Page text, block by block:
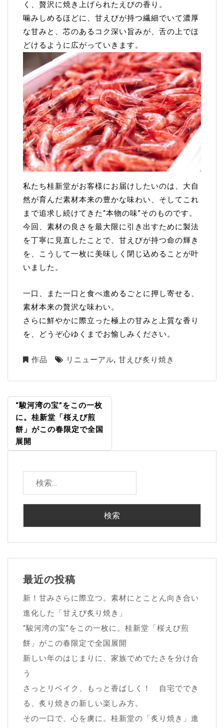
く、贅沢に焼き上げられたえびの香り。
噛みしめるほどに、甘えびが持つ繊細でいて濃厚
な甘みと、芯のあるコク深い旨みが、舌の上でほ
どけるように広がっていきます。
私たち桂新堂がお客様にお届けしたいのは、大自
然が育んだ素材本来の豊かな味わい、そしてこれ
まで追求し続けてきた“本物の味”そのものです。
今回、素材の良さを最大限に引き出すために製法
を丁寧に見直したことで、甘えびが持つ命の輝き
を、こうして一枚に美味しく閉じ込めることが叶
いました。
一口、また一口と食べ進めるごとに押し寄せる、
素材本来の贅沢な味わい。
さらに鮮やかに際立った極上の甘みと上質な香り
を、どうぞ心ゆくまでお愉しみください。
作品 リニューアル, 甘えび炙り焼き
投
稿
ナ
ビ
“駿河湾の宝”をこの一枚
に。桂新堂「桜えび煎
餅」がこの春限定で全国
展開
検
最近の投稿
新！甘みさらに際立つ。素材にとことん向き合い
進化した「甘えび炙り焼き」
“駿河湾の宝”をこの一枚に。桂新堂「桜えび煎
餅」がこの春限定で全国展開
新しい年のはじまりに、家族でめでたさを分け合
う
さっとリベイク、もっと香ばしく！ 自宅ででき
る、炙り焼きの新しい楽しみ方。
その一口で、心を虜に。桂新堂の「炙り焼き」進